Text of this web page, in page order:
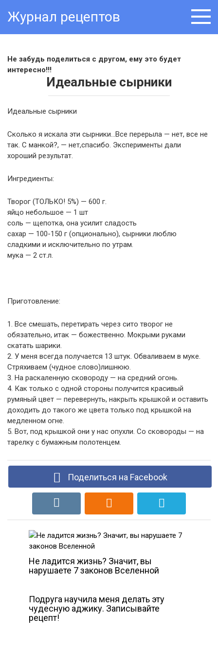
content
Журнал рецептов
Не забудь поделиться с другом, ему это будет
интересно!!!
Идеальные сырники
Идеальные сырники
Сколько я искала эти сырники…Все перерыла — нет, все не
так. С манкой?, — нет,спасибо. Эксперименты дали
хороший результат.
Ингредиенты:
Творог (ТОЛЬКО! 5%) — 600 г.
яйцо небольшое — 1 шт
соль — щепотка, она усилит сладость
сахар — 100-150 г (опционально), сырники люблю
сладкими и исключительно по утрам.
мука — 2 ст.л.
Приготовление:
1. Все смешать, перетирать через сито творог не
обязательно, итак — божественно. Мокрыми руками
скатать шарики.
2. У меня всегда получается 13 штук. Обваливаем в муке.
Стряхиваем (чудное слово)лишнюю.
3. На раскаленную сковороду — на средний огонь.
4. Как только с одной стороны получится красивый
румяный цвет — перевернуть, накрыть крышкой и оставить
доходить до такого же цвета только под крышкой на
медленном огне.
5. Вот, под крышкой они у нас опухли. Со сковороды — на
тарелку с бумажным полотенцем.
Поделиться на Facebook
Не ладится жизнь? Значит, вы
нарушаете 7 законов Вселенной
Подруга научила меня делать эту
чудесную аджику. Записывайте
рецепт!